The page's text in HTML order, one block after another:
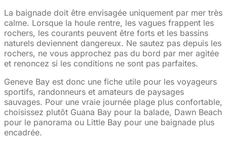
La baignade doit être envisagée uniquement par mer très
calme. Lorsque la houle rentre, les vagues frappent les
rochers, les courants peuvent être forts et les bassins
naturels deviennent dangereux. Ne sautez pas depuis les
rochers, ne vous approchez pas du bord par mer agitée
et renoncez si les conditions ne sont pas parfaites.
Geneve Bay est donc une fiche utile pour les voyageurs
sportifs, randonneurs et amateurs de paysages
sauvages. Pour une vraie journée plage plus confortable,
choisissez plutôt Guana Bay pour la balade, Dawn Beach
pour le panorama ou Little Bay pour une baignade plus
encadrée.